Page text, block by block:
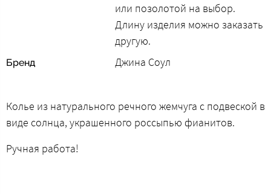
или позолотой на выбор.
Длину изделия можно заказать
другую.
Бренд Джина Соул
Колье из натурального речного жемчуга c подвеской в
виде солнца, украшенного россыпью фианитов.
Ручная работа!